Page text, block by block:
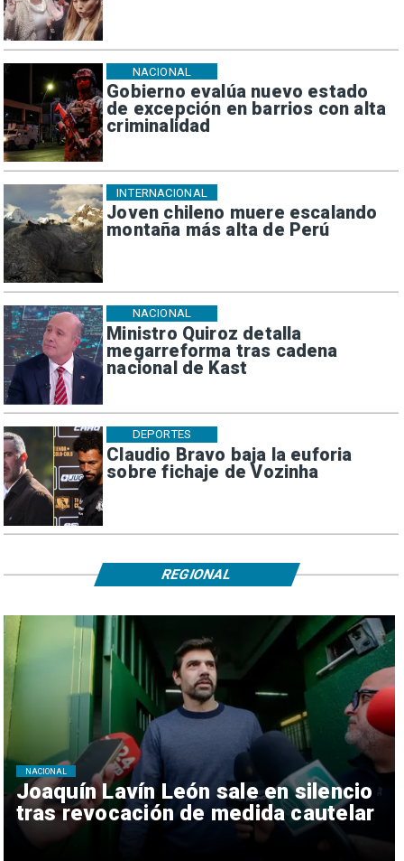
Gobierno evalúa nuevo estado
de excepción en barrios con alta
criminalidad
NACIONAL
Joven chileno muere escalando
montaña más alta de Perú
INTERNACIONAL
Ministro Quiroz detalla
megarreforma tras cadena
nacional de Kast
NACIONAL
Claudio Bravo baja la euforia
sobre fichaje de Vozinha
DEPORTES
Joaquín Lavín León sale en silencio
tras revocación de medida cautelar
NACIONAL
REGIONAL